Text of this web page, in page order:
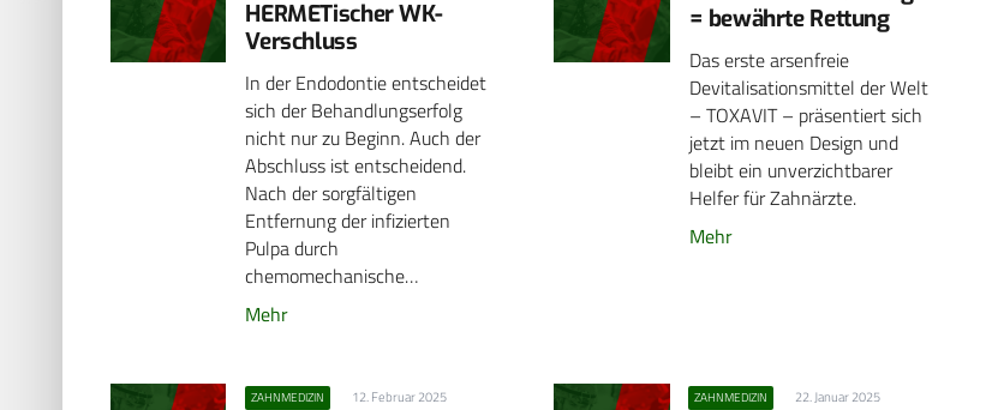
HERMETischer WK-
Verschluss
In der Endodontie entscheidet
sich der Behandlungserfolg
nicht nur zu Beginn. Auch der
Abschluss ist entscheidend.
Nach der sorgfältigen
Entfernung der infizierten
Pulpa durch
chemomechanische…
Mehr
= bewährte Rettung
Das erste arsenfreie
Devitalisationsmittel der Welt
– TOXAVIT – präsentiert sich
jetzt im neuen Design und
bleibt ein unverzichtbarer
Helfer für Zahnärzte.
Mehr
ZAHNMEDIZIN 12. Februar 2025 ZAHNMEDIZIN 22. Januar 2025